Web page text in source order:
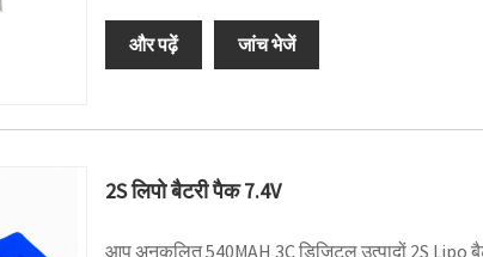
और पढ़ें जांच भेजें
2S लिपो बैटरी पैक 7.4V
आप अनुकूलित 540MAH 3C डिजिटल उत्पादों 2S Lipo